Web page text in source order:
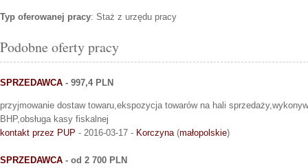
Typ oferowanej pracy: Staż z urzędu pracy
Podobne oferty pracy
SPRZEDAWCA - 997,4 PLN
przyjmowanie dostaw towaru,ekspozycja towarów na hali
BHP,obsługa kasy fiskalnej
kontakt przez PUP - 2016-03-17 - Korczyna(małopolskie)
SPRZEDAWCA - od 2 700 PLN